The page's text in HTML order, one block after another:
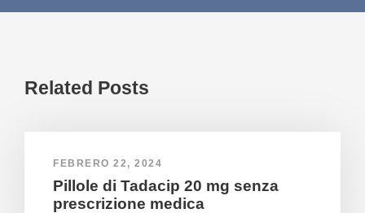
Related Posts
FEBRERO 22, 2024
Pillole di Tadacip 20 mg senza
prescrizione medica